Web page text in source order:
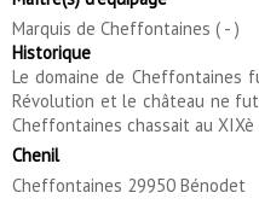
Marquis de Cheffontaines ( - )
Historique
Le domaine de Cheffontaines
Révolution et le château ne
Cheffontaines chassait au XIXè
Chenil
Cheffontaines 29950 Bénodet